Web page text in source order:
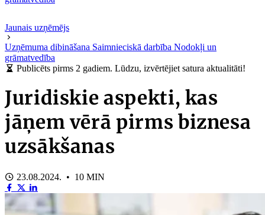
Jaunais uzņēmējs
Uzņēmuma dibināšana Saimnieciskā darbība Nodokļi un
grāmatvedība
Publicēts pirms 2 gadiem. Lūdzu, izvērtējiet satura aktualitāti!
Juridiskie aspekti, kas
jāņem vērā pirms biznesa
uzsākšanas
23.08.2024. • 10 MIN